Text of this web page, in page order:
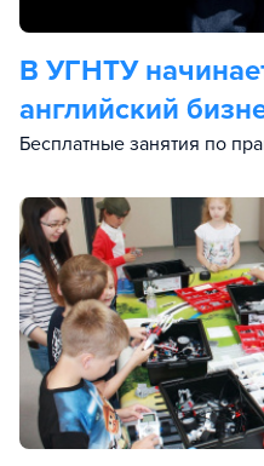
В УГНТУ
английский
Бесплатные занятия по